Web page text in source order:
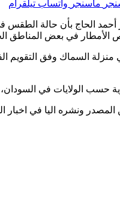
ماسنجر واتساب تيلقرام
أحمد الحاج بأن حالة
الأمطار في بعض المناطق
منزلة السماك وفق
حسب الولايات في
المصدر ونشره اليا في اخبار